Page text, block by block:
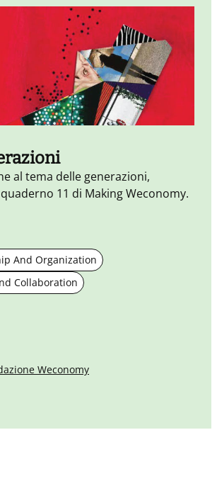
e collaborazione.
al tema delle generazioni,
11 di Making Weconomy.
And Organization
Collaboration
Weconomy